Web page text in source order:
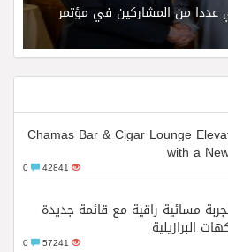
عددا من المشاركين في مؤتمر
Chamas Bar & Cigar Lounge
with a
42841
مسائية راقية مع قائمة جديدة
البرازيلية
57241